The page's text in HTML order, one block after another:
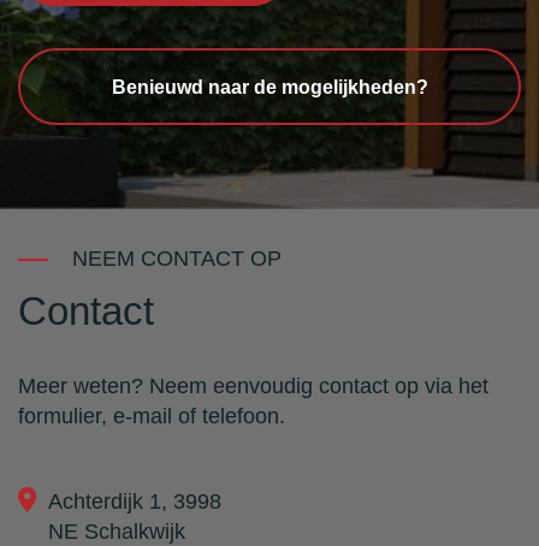
Benieuwd naar de mogelijkheden?
NEEM CONTACT OP
Contact
Meer weten? Neem eenvoudig contact op via het
formulier, e-mail of telefoon.
Achterdijk 1, 3998
NE Schalkwijk